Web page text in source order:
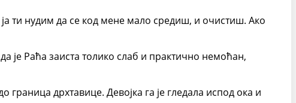
ти нудим да се код мене мало средиш, и очистиш. Ако
је Раћа заиста толико слаб и практично немоћан,
дрхтавице. Девојка га је гледала испод ока и